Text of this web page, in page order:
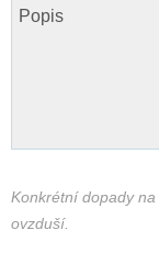
Konkrétní dopady
ovzduší.